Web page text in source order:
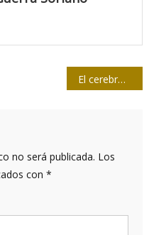
El cerebro como campo de batalla
no será publicada. Los
con *